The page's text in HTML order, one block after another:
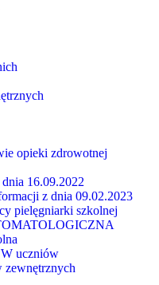
opieki zdrowotnej
16.09.2022
z dnia 09.02.2023
pielęgniarki szkolnej
uczniów
zewnętrznych